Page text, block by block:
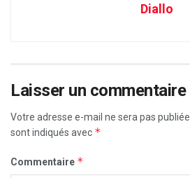
Diallo
Laisser un commentaire
Votre adresse e-mail ne sera pas publiée.
sont indiqués avec *
Commentaire *